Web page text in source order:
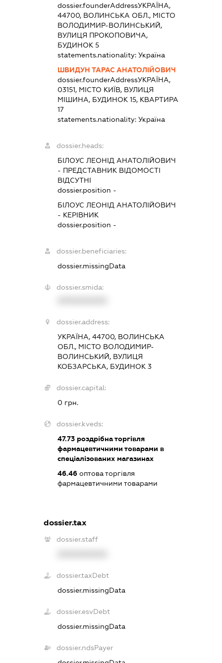
dossier.founderAddressУКРАЇНА,
44700, ВОЛИНСЬКА ОБЛ., МІСТО
ВОЛОДИМИР-ВОЛИНСЬКИЙ,
ВУЛИЦЯ ПРОКОПОВИЧА,
БУДИНОК 5
statements.nationality: Україна
ШВИДУН ТАРАС АНАТОЛІЙОВИЧ
dossier.founderAddressУКРАЇНА,
03151, МІСТО КИЇВ, ВУЛИЦЯ
МІШИНА, БУДИНОК 15, КВАРТИРА
17
statements.nationality: Україна
dossier.heads:
БІЛОУС ЛЕОНІД АНАТОЛІЙОВИЧ
- ПРЕДСТАВНИК ВІДОМОСТІ
ВІДСУТНІ
dossier.position -
БІЛОУС ЛЕОНІД АНАТОЛІЙОВИЧ
- КЕРІВНИК
dossier.position -
dossier.beneficiaries:
dossier.missingData
dossier.smida:
dossier.address:
УКРАЇНА, 44700, ВОЛИНСЬКА
ОБЛ., МІСТО ВОЛОДИМИР-
ВОЛИНСЬКИЙ, ВУЛИЦЯ
КОБЗАРСЬКА, БУДИНОК 3
dossier.capital:
0 грн.
dossier.kveds:
47.73роздрібна торгівля
фармацевтичними товарами в
спеціалізованих магазинах
46.46оптова торгівля
фармацевтичними товарами
dossier.tax
dossier.staff
dossier.taxDebt
dossier.missingData
dossier.esvDebt
dossier.missingData
dossier.ndsPayer